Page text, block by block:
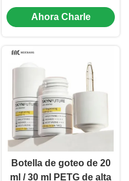
ml con tapa
cuentagotas CR a
extractos de hierbas
(MC-618)
Ahora Charle
Botella de goteo de 20
ml / 30 ml PETG de alta